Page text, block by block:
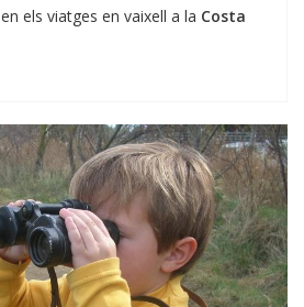
en els viatges en vaixell a la Costa